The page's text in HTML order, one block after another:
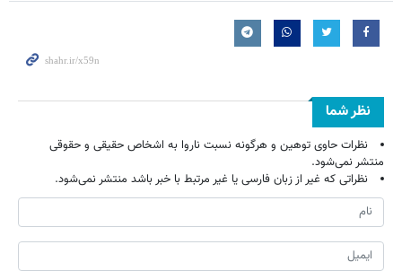
نظر شما
نظرات حاوی توهین و هرگونه نسبت ناروا به اشخاص حقیقی و حقوقی
منتشر نمی‌شود.
نظراتی که غیر از زبان فارسی یا غیر مرتبط با خبر باشد منتشر نمی‌شود.